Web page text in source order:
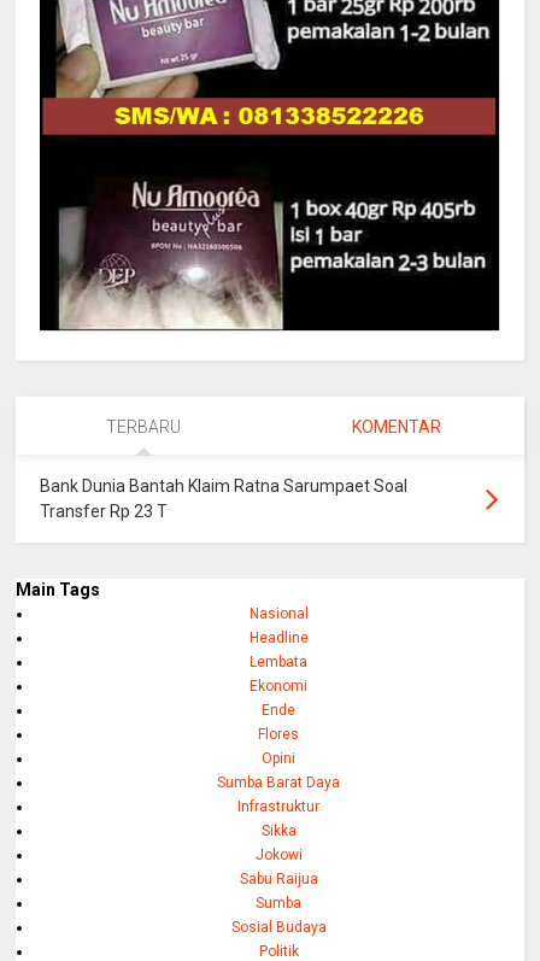
TERBARU KOMENTAR
Bank Dunia Bantah Klaim Ratna Sarumpaet Soal
Transfer Rp 23 T
Main Tags
Nasional
Headline
Lembata
Ekonomi
Ende
Flores
Opini
Sumba Barat Daya
Infrastruktur
Sikka
Jokowi
Sabu Raijua
Sumba
Sosial Budaya
Politik